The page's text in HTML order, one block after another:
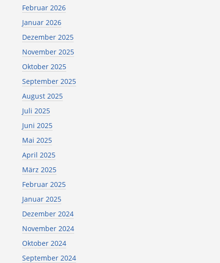
Februar 2026
Januar 2026
Dezember 2025
November 2025
Oktober 2025
September 2025
August 2025
Juli 2025
Juni 2025
Mai 2025
April 2025
März 2025
Februar 2025
Januar 2025
Dezember 2024
November 2024
Oktober 2024
September 2024